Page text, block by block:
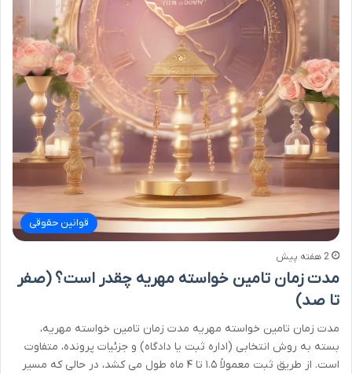
قوانین حقوقی
2 هفته پیش
مدت زمان تامین خواسته مهریه چقدر است؟ (صفر
تا صد)
مدت زمان تامین خواسته مهریه مدت زمان تامین خواسته مهریه،
بسته به روش انتخابی (اداره ثبت یا دادگاه) و جزئیات پرونده، متفاوت
است. از طریق ثبت معمولاً ۱.۵ تا ۴ ماه طول می کشد، در حالی که مسیر